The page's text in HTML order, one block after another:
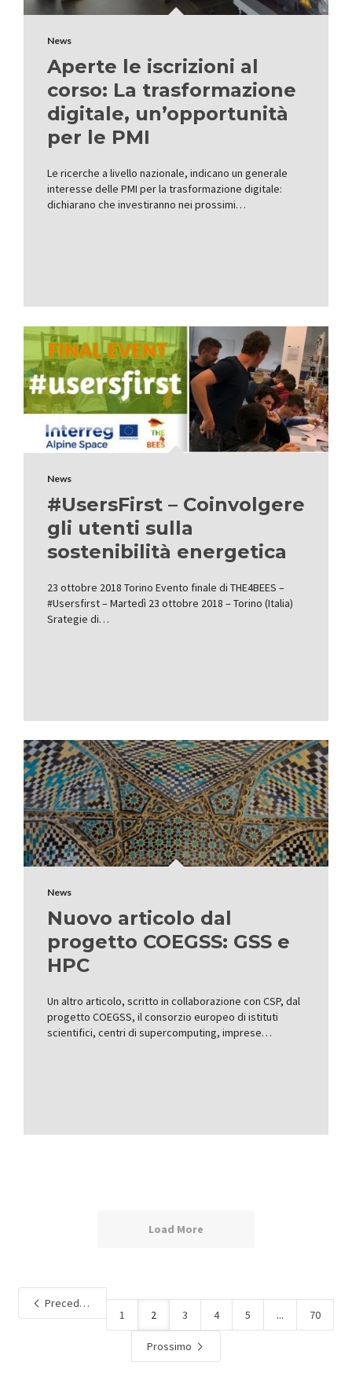
News
Aperte le iscrizioni al
corso: La trasformazione
digitale, un’opportunità
per le PMI
Le ricerche a livello nazionale, indicano un generale
interesse delle PMI per la trasformazione digitale:
dichiarano che investiranno nei prossimi…
News
#UsersFirst – Coinvolgere
gli utenti sulla
sostenibilità energetica
23 ottobre 2018 Torino Evento finale di THE4BEES –
#Usersfirst – Martedì 23 ottobre 2018 – Torino (Italia)
Srategie di…
News
Nuovo articolo dal
progetto COEGSS: GSS e
HPC
Un altro articolo, scritto in collaborazione con CSP, dal
progetto COEGSS, il consorzio europeo di istituti
scientifici, centri di supercomputing, imprese…
Load More
Precedente
1
2 3 4 5 ... 70
Prossimo